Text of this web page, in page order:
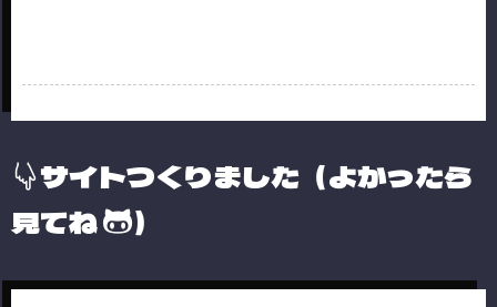
サイトつくりました（よかったら
見てね
）